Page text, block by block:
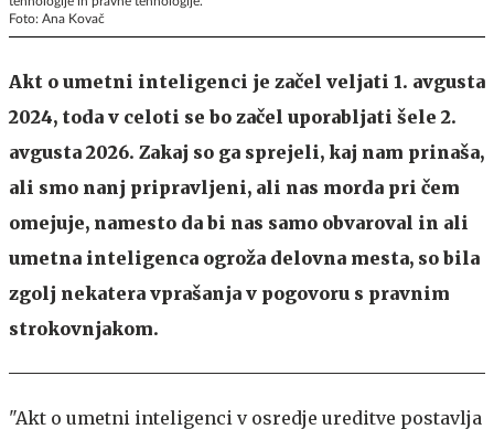
Foto: Ana Kovač
Akt o umetni inteligenci je začel veljati 1. avgusta
2024, toda v celoti se bo začel uporabljati šele 2.
avgusta 2026. Zakaj so ga sprejeli, kaj nam prinaša,
ali smo nanj pripravljeni, ali nas morda pri čem
omejuje, namesto da bi nas samo obvaroval in ali
umetna inteligenca ogroža delovna mesta, so bila
zgolj nekatera vprašanja v pogovoru s pravnim
strokovnjakom.
"Akt o umetni inteligenci v osredje ureditve postavlja